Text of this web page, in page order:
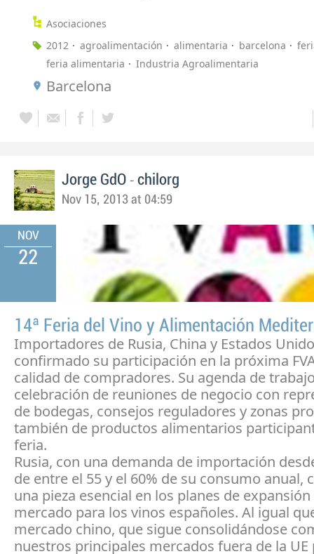
Asociaciones
2012
agroalimentación alimentaria barcelona
feria alimentaria
Industria Agroalimentaria
Barcelona
Jorge GdO - chilorg
Nov 15, 2013 at 04:59
NOV
22
14ª Feria del Vino y Alimentación
Importadores de Rusia, China y Estados
confirmado su participación en la próxima
calidad de compradores. Su agenda de
celebración de reuniones de negocio con
de bodegas, consejos reguladores y zonas
también de productos alimentarios
feria.
Rusia, con una demanda de importación
de entre el 55 y el 60% de su consumo anual,
una pieza esencial en los planes de expansión
mercado para los vinos españoles. Al igual
mercado chino, que sigue consolidándose
nuestros principales mercados fuera de la UE